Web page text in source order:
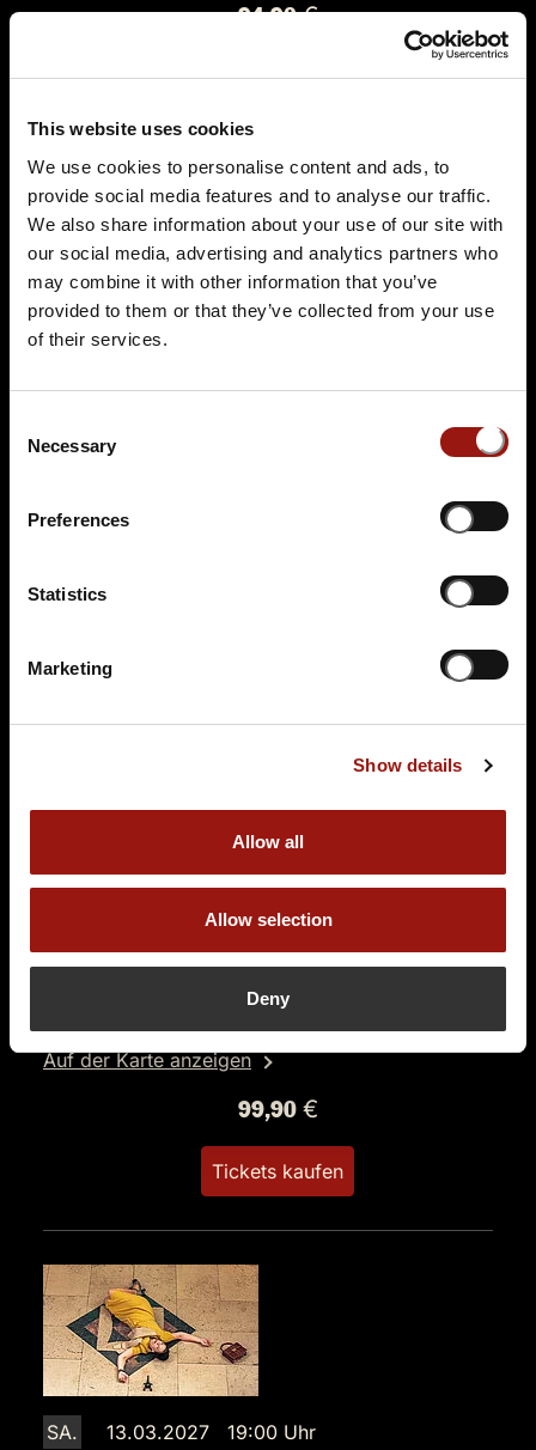
This website uses cookies
We use cookies to personalise content and ads, to
provide social media features and to analyse our traffic.
We also share information about your use of our site with
our social media, advertising and analytics partners who
may combine it with other information that you’ve
provided to them or that they’ve collected from your use
of their services.
Selection
Necessary
Preferences
Statistics
Marketing
Show details
Allow all
Allow selection
Deny
94,90 €
Tickets kaufen
FR.
13.11.2026 19:00 Uhr
Bucher Hauptstr. 63
Auf der Karte anzeigen
SA.
06.02.2027 19:00 Uhr
Der Polterabendkiller
Gasthof Aßmann’s Bammes
Auf der Karte anzeigen
99,90 €
Tickets kaufen
SA.
13.03.2027 19:00 Uhr